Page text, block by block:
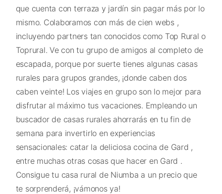
que cuenta con terraza y jardín sin pagar más por lo
mismo. Colaboramos con más de cien webs ,
incluyendo partners tan conocidos como Top Rural o
Toprural. Ve con tu grupo de amigos al completo de
escapada, porque por suerte tienes algunas casas
rurales para grupos grandes, ¡donde caben dos
caben veinte! Los viajes en grupo son lo mejor para
disfrutar al máximo tus vacaciones. Empleando un
buscador de casas rurales ahorrarás en tu fin de
semana para invertirlo en experiencias
sensacionales: catar la deliciosa cocina de Gard ,
entre muchas otras cosas que hacer en Gard .
Consigue tu casa rural de Niumba a un precio que
te sorprenderá, ¡vámonos ya!